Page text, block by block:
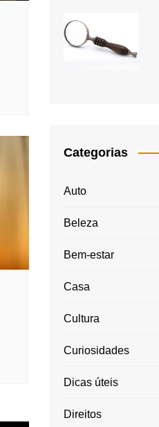
Categorias
Auto
Beleza
Bem-estar
Casa
Cultura
Curiosidades
Dicas úteis
Direitos